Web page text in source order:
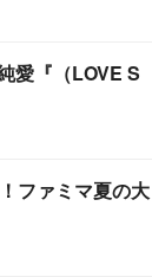
愛『（LOVE S
ファミマ夏の大